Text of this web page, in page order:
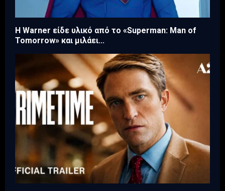
Η Warner είδε υλικό από το «Superman: Man of
Tomorrow» και μιλάει...